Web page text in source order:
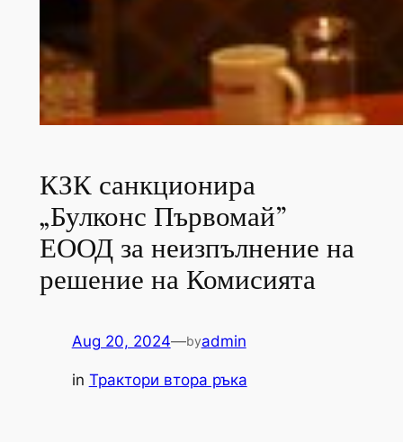
КЗК санкционира
„Булконс Първомай”
ЕООД за неизпълнение на
решение на Комисията
Aug 20, 2024—byadmin
in Трактори втора ръка